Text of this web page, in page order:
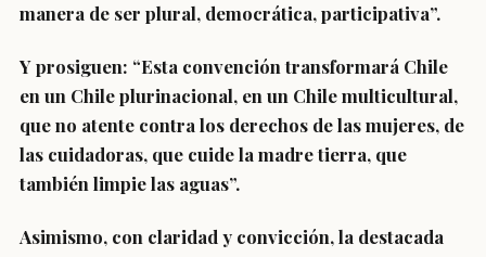
manera de ser plural, democrática, participativa”.
Y prosiguen: “Esta convención transformará Chile
en un Chile plurinacional, en un Chile multicultural,
que no atente contra los derechos de las mujeres, de
las cuidadoras, que cuide la madre tierra, que
también limpie las aguas”.
Asimismo, con claridad y convicción, la destacada